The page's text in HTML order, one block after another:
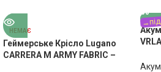
НЕМАЄ
Геймерське Крісло Lugano
CARRERA M ARMY FABRIC –